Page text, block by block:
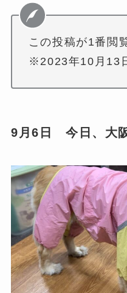
この投稿が1番閲
※2023年10月13
9月6日 今日、大